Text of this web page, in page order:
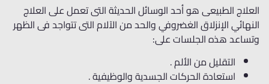
العلاج الطبيعى هو أحد الوسائل الحديثة التى تعمل على العلاج
النهائي الإنزلاق الغضروفي والحد من الآلام التى تتواجد فى الظهر
وتساعد هذه الجلسات على:
التقليل من الألم .
استعادة الحركات الجسدية والوظيفية .